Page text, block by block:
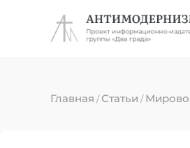
Главная /Статьи /